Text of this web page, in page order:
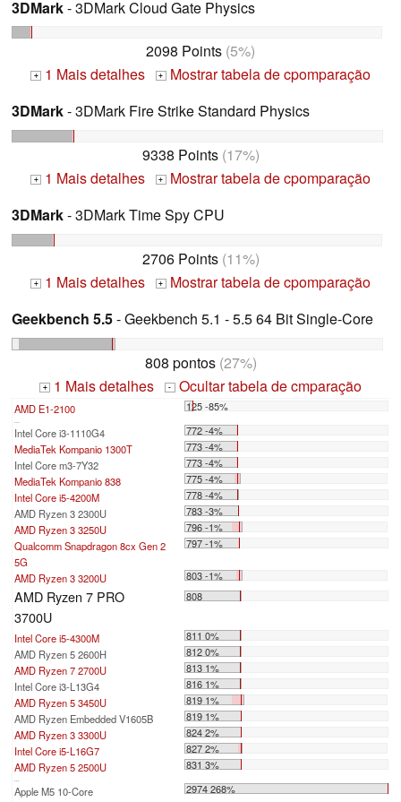
3DMark- 3DMark Cloud Gate Physics
2098 Points (5%)
+ 1 Mais detalhes + Mostrar tabela de cpomparação
3DMark- 3DMark Fire Strike Standard Physics
9338 Points(17%)
+ 1 Mais detalhes + Mostrar tabela de cpomparação
3DMark- 3DMark Time Spy CPU
2706 Points(11%)
+ 1 Mais detalhes + Mostrar tabela de cpomparação
Geekbench 5.5- Geekbench 5.1 - 5.5 64 Bit Single-Core
808 pontos(27%)
+ 1 Mais detalhes - Ocultar tabela de cmparação
AMD E1-2100 125 -85%
...
Intel Core i3-1110G4
772 -4%
MediaTek Kompanio 1300T
773 -4%
Intel Core m3-7Y32
773 -4%
MediaTek Kompanio 838
775 -4%
Intel Core i5-4200M
778 -4%
AMD Ryzen 3 2300U
783 -3%
AMD Ryzen 3 3250U
796 -1%
Qualcomm Snapdragon 8cx Gen 2
5G
797 -1%
AMD Ryzen 3 3200U 803 -1%
AMD Ryzen 7 PRO
3700U
808
Intel Core i5-4300M
811 0%
AMD Ryzen 5 2600H
812 0%
AMD Ryzen 7 2700U
813 1%
Intel Core i3-L13G4
816 1%
AMD Ryzen 5 3450U
819 1%
AMD Ryzen Embedded V1605B
819 1%
AMD Ryzen 3 3300U
824 2%
Intel Core i5-L16G7
827 2%
AMD Ryzen 5 2500U
831 3%
...
Apple M5 10-Core 2974 268%